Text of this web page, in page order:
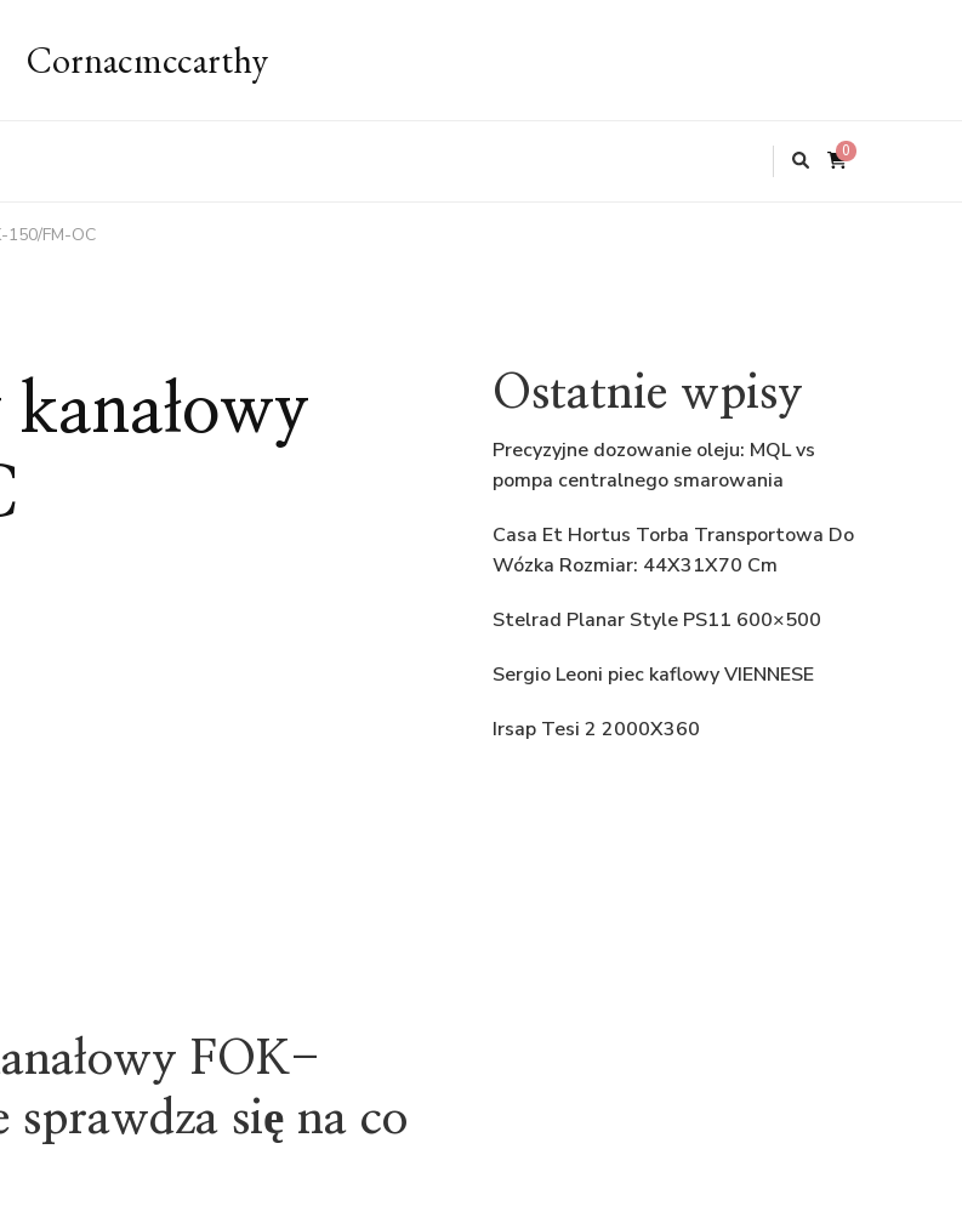
Cornacmccarthy
0
150/FM-OC
FOK-
się na co
Ostatnie wpisy
Precyzyjne dozowanie oleju: MQL vs
pompa centralnego smarowania
Casa Et Hortus Torba Transportowa Do
Wózka Rozmiar: 44X31X70 Cm
Stelrad Planar Style PS11 600×500
Sergio Leoni piec kaflowy VIENNESE
Irsap Tesi 2 2000X360